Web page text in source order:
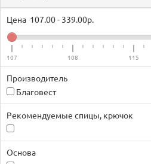
Цена 107.00- 339.00р.
107 108 115
Производитель
Благовест
Рекомендуемые спицы, крючок
Основа